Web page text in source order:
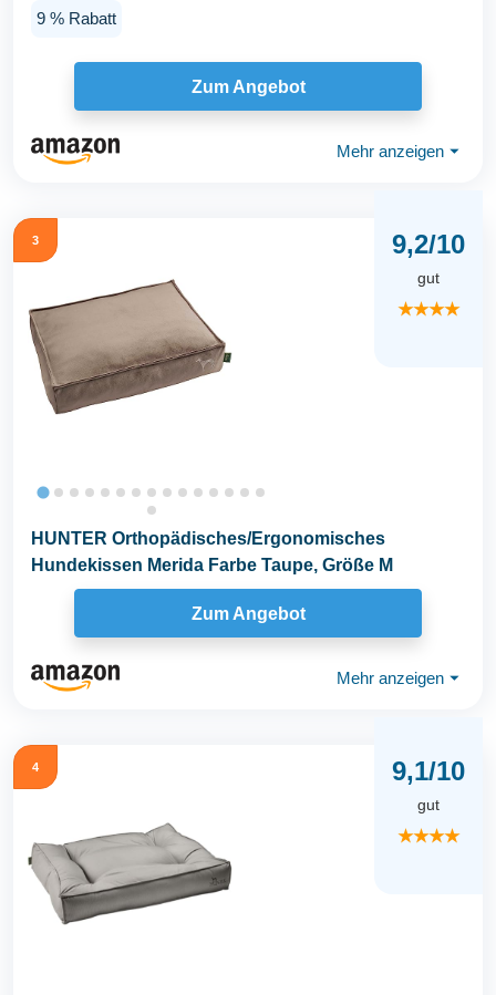
9 % Rabatt
Zum Angebot
Mehr anzeigen ⏷
3 9,2/10
gut
★★★★
HUNTER Orthopädisches/Ergonomisches
Hundekissen Merida Farbe Taupe, Größe M
Zum Angebot
Mehr anzeigen ⏷
4 9,1/10
gut
★★★★